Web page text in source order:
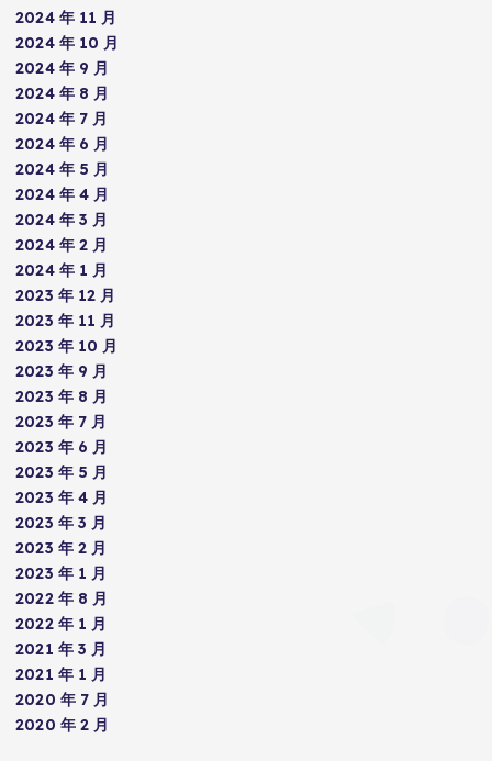
2024 年 11 月
2024 年 10 月
2024 年 9 月
2024 年 8 月
2024 年 7 月
2024 年 6 月
2024 年 5 月
2024 年 4 月
2024 年 3 月
2024 年 2 月
2024 年 1 月
2023 年 12 月
2023 年 11 月
2023 年 10 月
2023 年 9 月
2023 年 8 月
2023 年 7 月
2023 年 6 月
2023 年 5 月
2023 年 4 月
2023 年 3 月
2023 年 2 月
2023 年 1 月
2022 年 8 月
2022 年 1 月
2021 年 3 月
2021 年 1 月
2020 年 7 月
2020 年 2 月